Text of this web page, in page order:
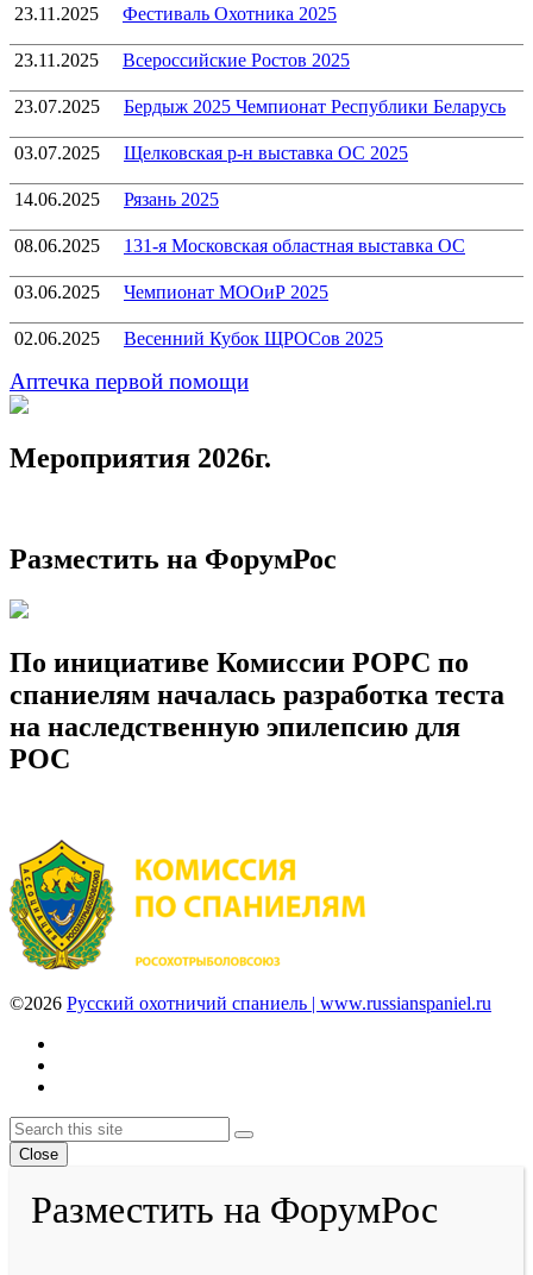
23.11.2025 Фестиваль Охотника 2025
23.11.2025 Всероссийские Ростов 2025
23.07.2025 Бердыж 2025 Чемпионат Республики Беларусь
03.07.2025 Щелковская р-н выставка ОС 2025
14.06.2025 Рязань 2025
08.06.2025 131-я Московская областная выставка ОС
03.06.2025 Чемпионат МООиР 2025
02.06.2025 Весенний Кубок ЩРОСов 2025
Аптечка первой помощи
Мероприятия 2026г.
Разместить на ФорумРос
По инициативе Комиссии РОРС по
спаниелям началась разработка теста
на наследственную эпилепсию для
РОС
©2026 Русский охотничий спаниель | www.russianspaniel.ru
Back
To
Top
Search
Search
Close
Разместить на ФорумРос